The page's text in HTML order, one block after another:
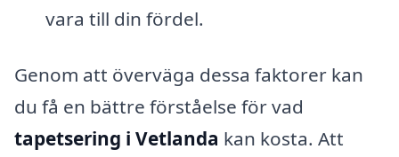
vara till din fördel.
Genom att överväga dessa faktorer kan
du få en bättre förståelse för vad
tapetsering i Vetlanda kan kosta. Att